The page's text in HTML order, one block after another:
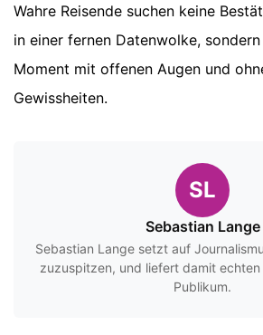
Wahre Reisende suchen keine
in einer fernen Datenwolke,
Moment mit offenen Augen und
Gewissheiten.
SL
Sebastian Lange
Sebastian Lange setzt auf
zuzuspitzen, und liefert damit
Publikum.